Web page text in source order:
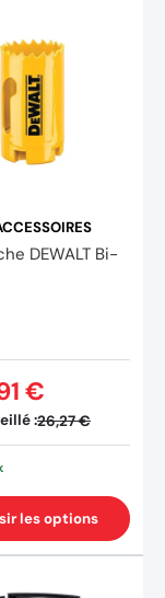
DEWALT Bi-
:26,27 €
€
les options